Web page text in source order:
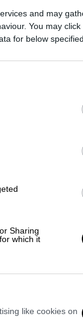
and may
You may
for below
Sharing
which it
like cookies on
ο